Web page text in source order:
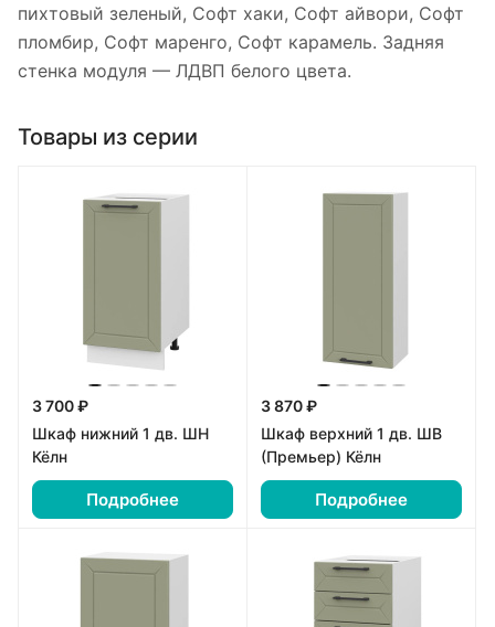
пихтовый зеленый, Софт хаки, Софт айвори, Софт
пломбир, Софт маренго, Софт карамель. Задняя
стенка модуля — ЛДВП белого цвета.
Товары из серии
3 700 ₽
Шкаф нижний 1 дв. ШН
Кёлн
Подробнее
3 870 ₽
Шкаф верхний 1 дв. ШВ
(Премьер) Кёлн
Подробнее